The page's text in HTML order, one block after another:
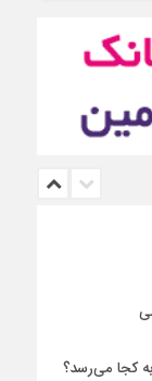
کجا می‌رسد؟